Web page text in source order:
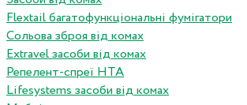
Flextail багатофункціональні фумігатори
Сольова зброя від комах
Extravel засоби від комах
Репелент-спреї HTA
Lifesystems засоби від комах